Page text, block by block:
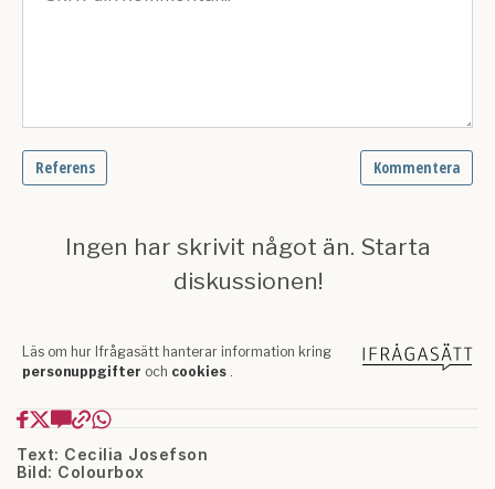
Text: Cecilia Josefson
Bild: Colourbox